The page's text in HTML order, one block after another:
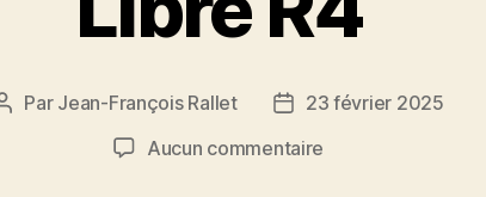
Auteur
Par Jean-François Rallet
Date
l’article
23 février 2025
Aucun commentaire